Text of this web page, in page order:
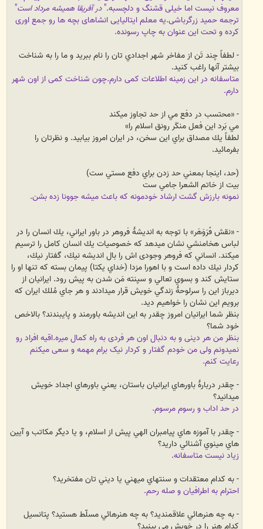
معروف نیست اما خیلی قشنگ و دلچسبه."در آفریقا همیشه مرداد است"
ترجمه حمید زرگرباشی.یه معلم ایتالیایی انشاهای بچه ها رو جمع اوری
کرده و تحت این عنوان به چاپ رسونده.
- لطفاً چند تَن از مفاخر شهر اجدادي تان را نام ببريد و ما را به شناخت
بيشتر آنها راغب كنيد.
متاسفانه در این زمینه اطلاعات کمی دارم.چون شناخت کمی از اون شهر
دارم.
- «محتسب در دفع مي از حد تجاوز ميكند
مي بَرد اين فعل منكَر رونق اسلام را»
لطفاً يك مصداق براي اين سخن، در ايران امروز بيابيد. و نظرتان را
بفرمائيد.
(حد، اينجا بمعني حد زدن براي دفع مستي ست)
بيت از خاتم الشعرا جامي ست
نمونه بارزش گشت ارشاد خودمونه که باعث میشه جوونا زده بشن.
- «نقش فَرَوَهَر» با توجه به انديشۀ فروهر در باور ايراني، يك انسان را در
لباس هخامنشي نشان ميدهد كه خصوصيات يك انسان كامل را ترسيم
ميكند. انساني كه فروهر وجودی اش را بال انديشه نيك، گفتار نيك،
كردار نيك داده است و با اهورا مزدا (خداي يكتا) پيمان بسته كه تنها او را
ستايش كند و بسوي تعالي و سپنته مَن شدن به پيش رود. ايرانيان از
ديرباز اين را سرلوحۀ زندگي خويش قرار ميدادند و هر جاي مُلك ايران كه
برويم اين نشان را خواهيم ديد.
بنظر شما ايرانيان امروز چقدر به اين انديشه باورمند و پايبندند؟ بالاخص
خود شما؟
بنظر من هر دینی و به دنبال اون هر فردی به راه کمال میره.اقیه افراد رو
نمیدونم ولی من خودم گفتار و کردار نیک برام مهمه و سعی میکنم
رعایت کنم.
- چقدر دربارۀ باورهاي ايرانيان باستان، يعني باورهاي اجداد خويش
ميدانيد؟
در حد اداب و رسوم مرسوم.
- چقدر با آموزه هاي پيامبران الهي پيش از اسلام، و يا ديگر مكاتب و آيين
هاي مينوي آشنائي داريد؟
زیاد نیست متاسفانه.
- به كدام معتقدات و سنتهاي ميهني يا ديني تان مفتخريد؟
احترام به اطرافیان و صله رحم.
- به چه هنرهائي علاقمنديد؟ به چه هنرهائي مسلّط هستيد؟ پتانسيل
كدام هنر را در خويش مي بينيد؟